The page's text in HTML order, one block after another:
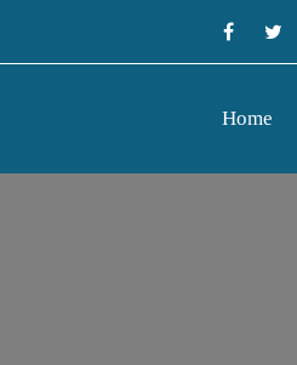
Home